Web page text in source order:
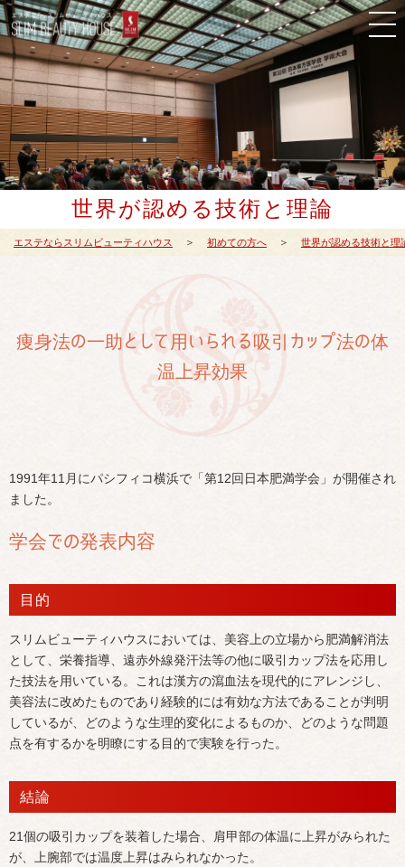
世界が認める技術と理論
エステならスリムビューティハウス 初めての方へ 世界が認める技術と理
痩身法の一助として用いられる吸引カップ法の体
温上昇効果
1991年11月にパシフィコ横浜で「第12回日本肥満学会」が開催され
ました。
学会での発表内容
目的
スリムビューティハウスにおいては、美容上の立場から肥満解消法
として、栄養指導、遠赤外線発汗法等の他に吸引カップ法を応用し
た技法を用いている。これは漢方の瀉血法を現代的にアレンジし、
美容法に改めたものであり経験的には有効な方法であることが判明
しているが、どのような生理的変化によるものか、どのような問題
点を有するかを明瞭にする目的で実験を行った。
結論
21個の吸引カップを装着した場合、肩甲部の体温に上昇がみられた
が、上腕部では温度上昇はみられなかった。